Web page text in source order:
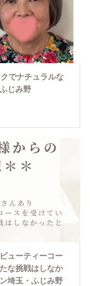
でナチュラルな
じみ野
ューティーコー
な挑戦はしなか
埼玉・ふじみ野